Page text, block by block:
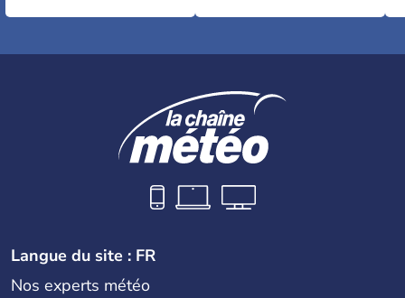
Langue du site : FR
Nos experts météo